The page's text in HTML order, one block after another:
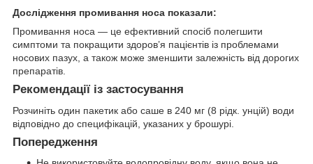
Дослідження промивання носа показали:
Промивання носа — це ефективний спосіб полегшити
симптоми та покращити здоров’я пацієнтів із проблемами
носових пазух, а також може зменшити залежність від дорогих
препаратів.
Рекомендації із застосування
Розчиніть один пакетик або саше в 240 мг (8 рідк. унцій) води
відповідно до специфікацій, указаних у брошурі.
Попередження